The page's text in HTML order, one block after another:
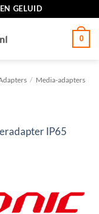
GELUID
0
/ Media-adapters